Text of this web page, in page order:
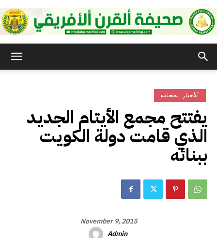
الأفريقي
ألأخبار المحلية
يفتتح مجمع الأيتام الجديد
الذي قامت دولة الكويت
ببنائه
November 9, 2015
Admin